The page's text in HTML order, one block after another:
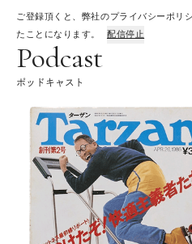
ご登録頂くと、弊社のプライバシーポリ
たことになります。
配信停止
Podcast
ポッドキャスト